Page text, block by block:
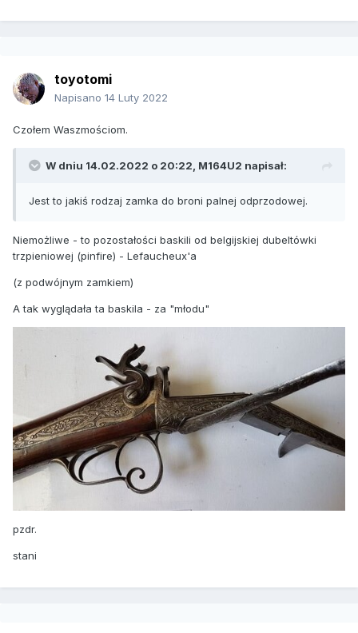
toyotomi
Napisano 14 Luty 2022
Czołem Waszmościom.
W dniu 14.02.2022 o 20:22, M164U2 napisał:
Jest to jakiś rodzaj zamka do broni palnej odprzodowej.
Niemożliwe - to pozostałości baskili od belgijskiej dubeltówki
trzpieniowej (pinfire) - Lefaucheux'a
(z podwójnym zamkiem)
A tak wyglądała ta baskila - za "młodu"
pzdr.
stani